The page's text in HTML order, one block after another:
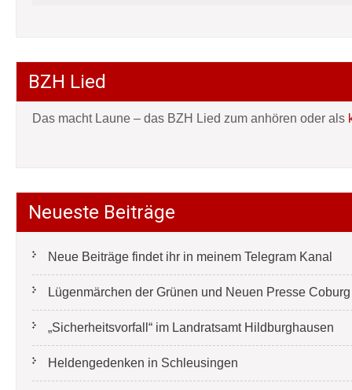
BZH Lied
Das macht Laune – das BZH Lied zum anhören oder als
Neueste Beiträge
Neue Beiträge findet ihr in meinem Telegram Kanal
Lügenmärchen der Grünen und Neuen Presse
„Sicherheitsvorfall“ im Landratsamt Hildburghausen
Heldengedenken in Schleusingen